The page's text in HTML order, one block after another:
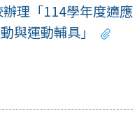
理「114學年度適應
與運動輔具」